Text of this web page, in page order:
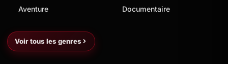
Aventure Documentaire
Voir tous les genres